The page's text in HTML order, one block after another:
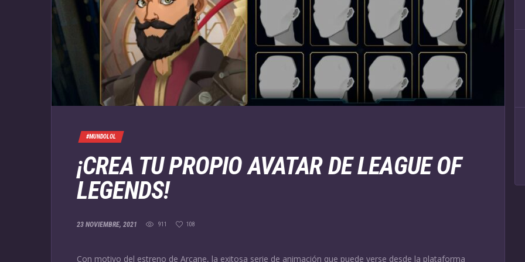
#MUNDOLOL
¡CREA TU PROPIO AVATAR DE LEAGUE OF
LEGENDS!
23 NOVIEMBRE, 2021 911 108
Con motivo del estreno de Arcane, la exitosa serie de animación que puede verse desde la plataforma